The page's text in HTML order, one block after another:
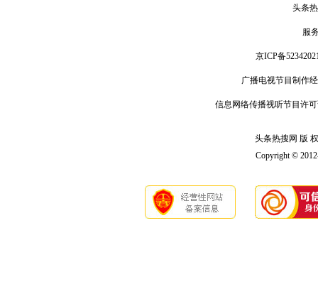
头条
服
京ICP备
广播电视节目制作
信息网络传播视听节目许
头条热搜网 版
Copyright ©